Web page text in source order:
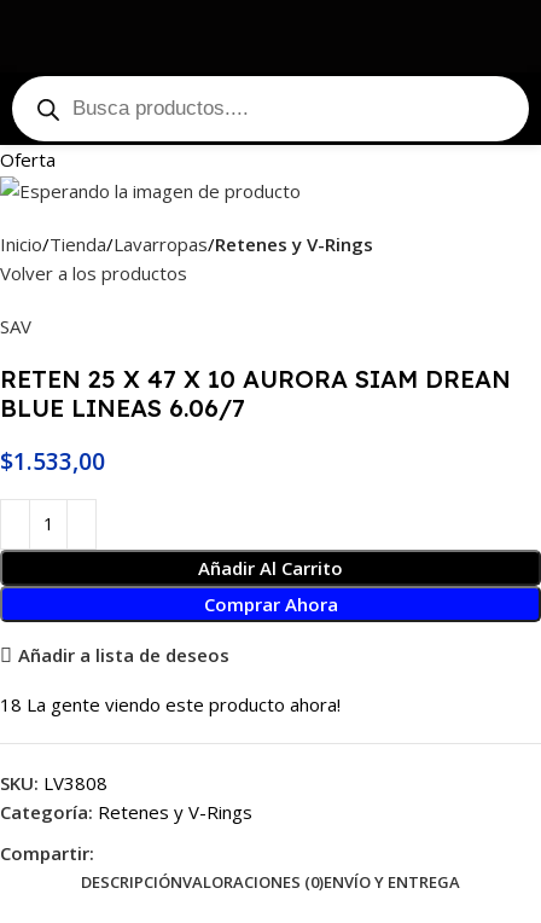
Oferta
Inicio Tienda Lavarropas Retenes y V-Rings
Volver a los productos
SAV
RETEN 25 X 47 X 10 AURORA SIAM DREAN
BLUE LINEAS 6.06/7
$1.533,00
Añadir Al Carrito
Comprar Ahora
Añadir a lista de deseos
18 La gente viendo este producto ahora!
SKU: LV3808
Categoría: Retenes y V-Rings
Compartir:
DESCRIPCIÓNVALORACIONES (0)ENVÍO Y ENTREGA